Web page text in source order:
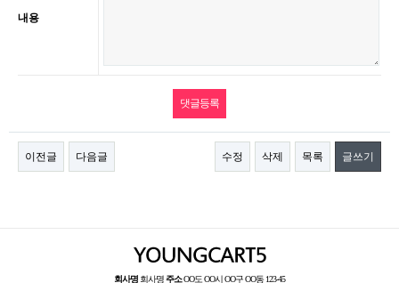
내용
이전글 다음글 수정 삭제 목록 글쓰기
회사명회사명주소OO도 OO시 OO구 OO동 123-45